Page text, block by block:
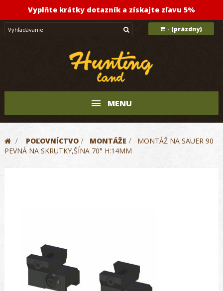
Vyplňte krátky dotazník a získajte zľavu 5%
- (prázdny)
MENU
> POĽOVNÍCTVO > MONTÁŽE >
MONTÁŽ NA SAUER 90
PEVNÁ NA SKRUTKY,ŠÍNA 70° H:14MM